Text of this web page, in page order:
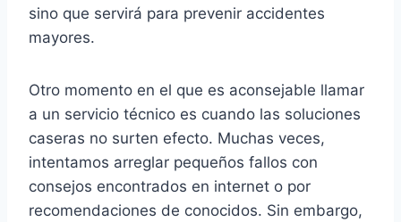
sino que servirá para prevenir accidentes
mayores.
Otro momento en el que es aconsejable llamar
a un servicio técnico es cuando las soluciones
caseras no surten efecto. Muchas veces,
intentamos arreglar pequeños fallos con
consejos encontrados en internet o por
recomendaciones de conocidos. Sin embargo,